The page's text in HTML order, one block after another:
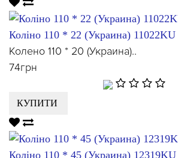
Колiно 110 * 22 (Украина) 11022KU
Колено 110 * 20 (Украина)..
74грн
КУПИТИ
Колiно 110 * 45 (Украина) 12319KU